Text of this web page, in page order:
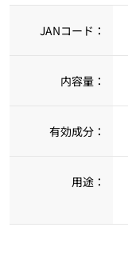
JANコード：
内容量：
有効成分：
用途：